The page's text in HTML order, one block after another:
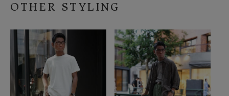
OTHER STYLING